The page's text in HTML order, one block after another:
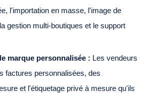
l'importation en masse, l'image de
gestion multi-boutiques et le support
marque personnalisée : Les vendeurs
factures personnalisées, des
et l'étiquetage privé à mesure qu'ils